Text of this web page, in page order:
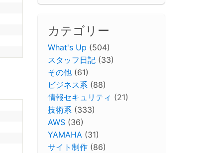
カテゴリー
What's Up (504)
スタッフ日記 (33)
その他 (61)
ビジネス系 (88)
情報セキュリティ (21)
技術系 (333)
AWS (36)
YAMAHA (31)
サイト制作 (86)